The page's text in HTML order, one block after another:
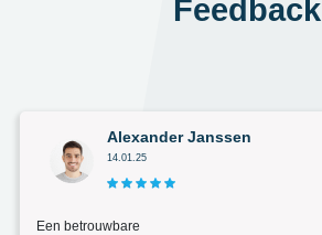
Feedback
Alexander Janssen
14.01.25
Een betrouwbare